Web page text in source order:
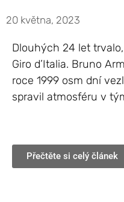
20 května, 2023
Dlouhých 24 let
Giro d’Italia. Bruno
roce 1999 osm dní
spravil atmosféru v
Přečtěte si celý článek